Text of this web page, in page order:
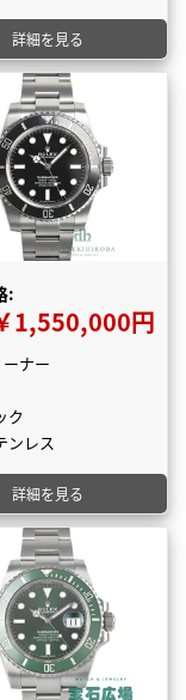
詳細を見る
:
1,550,000円
ナー
ク
ンレス
詳細を見る